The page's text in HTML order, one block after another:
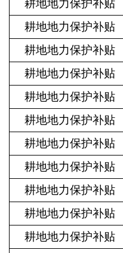
耕地地力保护补贴
耕地地力保护补贴
耕地地力保护补贴
耕地地力保护补贴
耕地地力保护补贴
耕地地力保护补贴
耕地地力保护补贴
耕地地力保护补贴
耕地地力保护补贴
耕地地力保护补贴
耕地地力保护补贴